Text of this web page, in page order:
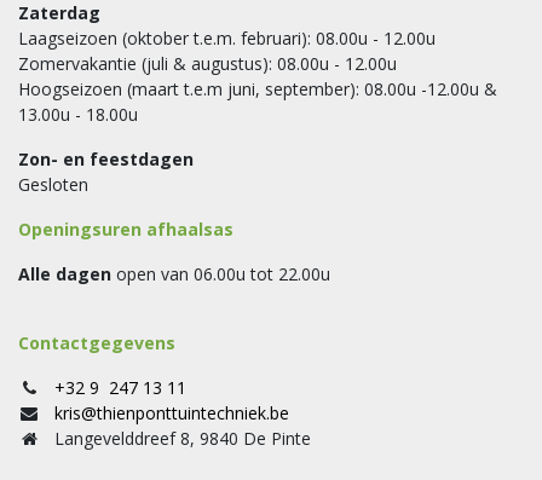
Zaterdag
Laagseizoen (oktober t.e.m. februari): 08.00u - 12.00u
Zomervakantie (juli & augustus): 08.00u - 12.00u
Hoogseizoen (maart t.e.m juni, september): 08.00u -12.00u &
13.00u - 18.00u
Zon- en feestdagen
Gesloten
Openingsuren afhaalsas
Alle dagen open van 06.00u tot 22.00u
Contactgegevens
+32 9 247 13 11
kris@thienponttuintechniek.be
Langevelddreef 8, 9840 De Pinte